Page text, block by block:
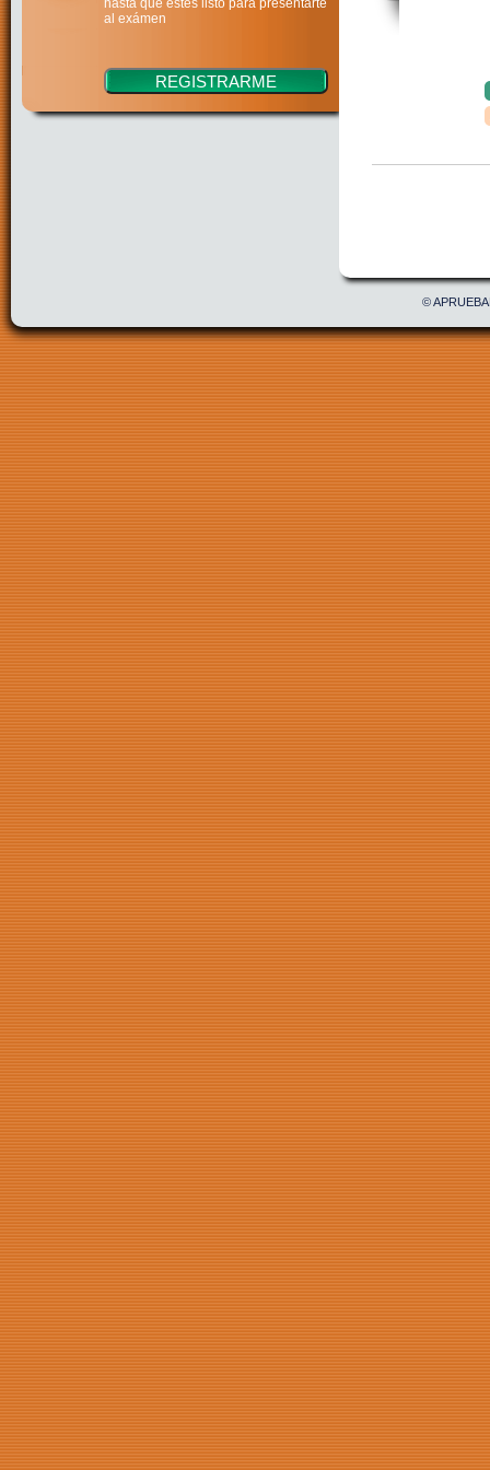
hasta que estés listo para presentarte
al exámen
©